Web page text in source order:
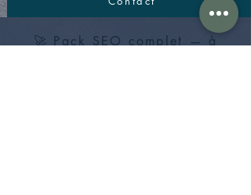
🚀 Pack SEO complet — à